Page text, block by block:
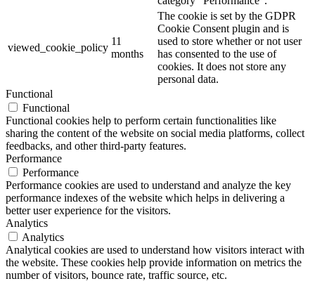
viewed_cookie_policy
11
months
The cookie is set by the GDPR
Cookie Consent plugin and is
used to store whether or not user
has consented to the use of
cookies. It does not store any
personal data.
Functional
Functional
Functional cookies help to perform certain functionalities like
sharing the content of the website on social media platforms, collect
feedbacks, and other third-party features.
Performance
Performance
Performance cookies are used to understand and analyze the key
performance indexes of the website which helps in delivering a
better user experience for the visitors.
Analytics
Analytics
Analytical cookies are used to understand how visitors interact with
the website. These cookies help provide information on metrics the
number of visitors, bounce rate, traffic source, etc.